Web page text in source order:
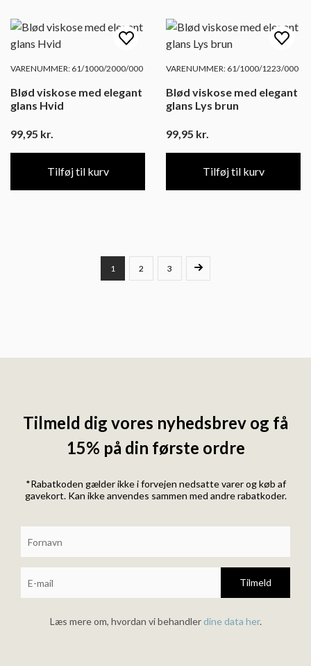
VARENUMMER: 61/1000/2000/000
Blød viskose med elegant
glans Hvid
99,95 kr.
Tilføj til kurv
VARENUMMER: 61/1000/1223/000
Blød viskose med elegant
glans Lys brun
99,95 kr.
Tilføj til kurv
1 2 3
Tilmeld dig vores nyhedsbrev og få
15% på din første ordre
*Rabatkoden gælder ikke i forvejen nedsatte varer og køb af
gavekort. Kan ikke anvendes sammen med andre rabatkoder.
Tilmeld
Læs mere om, hvordan vi behandlerdine data her.